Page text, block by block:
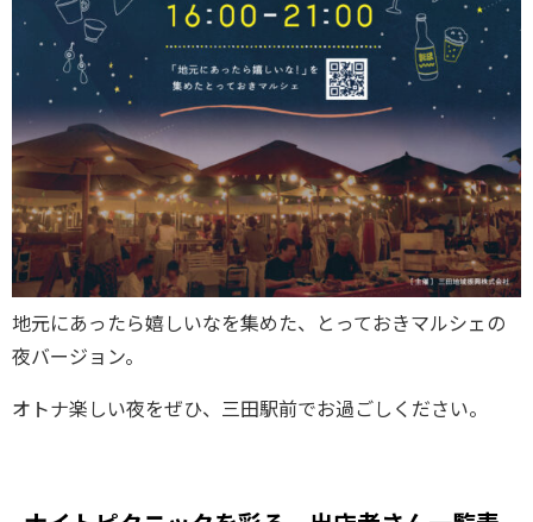
地元にあったら嬉しいなを集めた、とっておきマルシェの
夜バージョン。
オトナ楽しい夜をぜひ、三田駅前でお過ごしください。